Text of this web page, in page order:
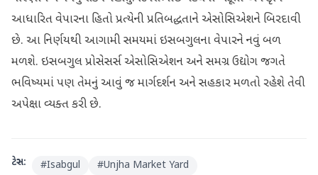
આધારિત વેપારના હિતો પ્રત્યેની પ્રતિબદ્ધતાને એસોસિએશને બિરદાવી
છે. આ નિર્ણયથી આગામી સમયમાં ઇસબગુલના વેપારને નવું બળ
મળશે. ઇસબગુલ પ્રોસેસર્સ એસોસિએશન અને સમગ્ર ઉદ્યોગ જગતે
ભવિષ્યમાં પણ તેમનું આવું જ માર્ગદર્શન અને સહકાર મળતો રહેશે તેવી
અપેક્ષા વ્યક્ત કરી છે.
ટેગ્સ: #Isabgul #Unjha Market Yard